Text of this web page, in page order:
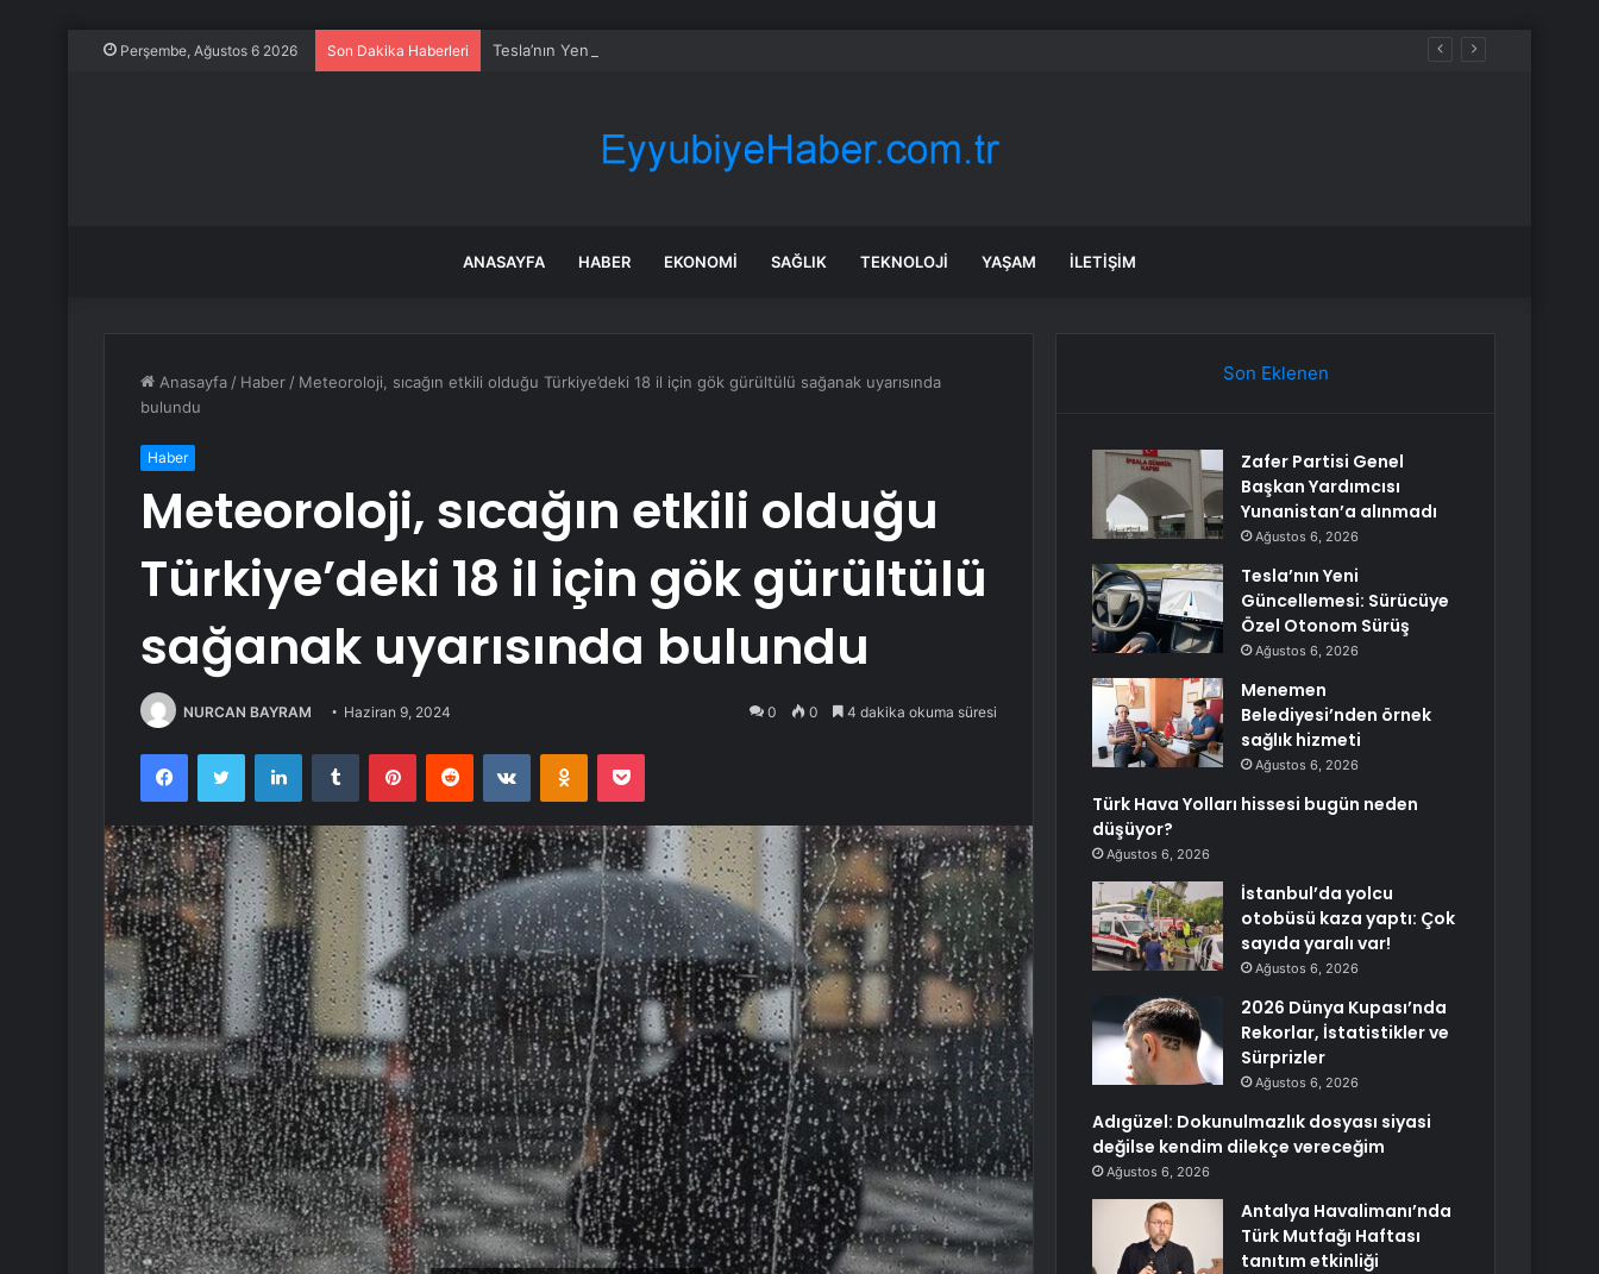
Perşembe, Ağustos 6 2026 Son Dakika Haberleri Tesla’nın Yeni Güncellemesi: Sürücüye Özel Otonom Sürüş
ANASAYFA HABER EKONOMI SAĞLIK TEKNOLOJI YAŞAM İLETIŞIM
Anasayfa / Haber / Meteoroloji, sıcağın etkili olduğu Türkiye’deki 18 il için gök gürültülü sağanak uyarısında
bulundu
Haber
Meteoroloji, sıcağın etkili olduğu
Türkiye’deki 18 il için gök gürültülü
sağanak uyarısında bulundu
NURCAN BAYRAM Haziran 9, 2024 0 0 4 dakika okuma süresi
FacebookTwitter LinkedInTumblr PinterestReddit VKontakteOdnoklassniki
Pocket
Son Eklenen
Zafer Partisi Genel
Başkan Yardımcısı
Yunanistan’a alınmadı
Ağustos 6, 2026
Tesla’nın Yeni
Güncellemesi: Sürücüye
Özel Otonom Sürüş
Ağustos 6, 2026
Menemen
Belediyesi’nden örnek
sağlık hizmeti
Ağustos 6, 2026
Türk Hava Yolları hissesi bugün neden
düşüyor?
Ağustos 6, 2026
İstanbul’da yolcu
otobüsü kaza yaptı: Çok
sayıda yaralı var!
Ağustos 6, 2026
2026 Dünya Kupası’nda
Rekorlar, İstatistikler ve
Sürprizler
Ağustos 6, 2026
Adıgüzel: Dokunulmazlık dosyası siyasi
değilse kendim dilekçe vereceğim
Ağustos 6, 2026
Antalya Havalimanı’nda
Türk Mutfağı Haftası
tanıtım etkinliği